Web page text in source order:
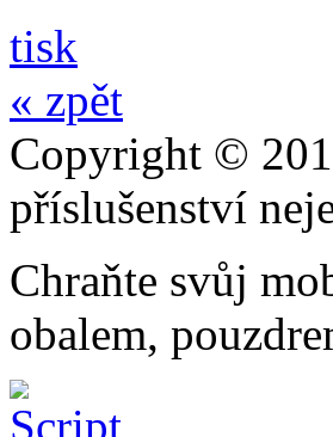
tisk
« zpět
Copyright ©
příslušenství
Chraňte svůj
obalem,